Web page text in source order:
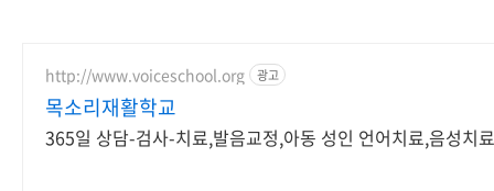
http://www.voiceschool.org 광고
목소리재활학교
365일 상담-검사-치료,발음교정,아동 성인 언어치료,음성치